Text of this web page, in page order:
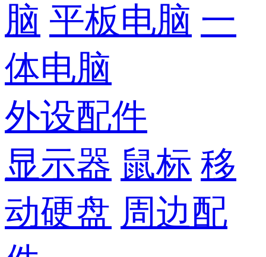
脑 平板电脑 一
体电脑
外设配件
显示器 鼠标 移
动硬盘 周边配